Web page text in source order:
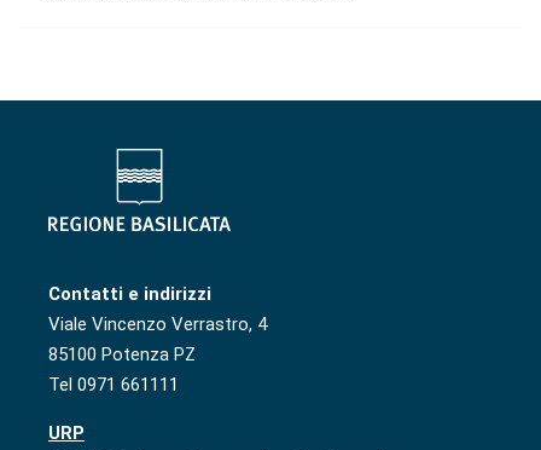
Contatti e indirizzi
Viale Vincenzo Verrastro, 4
85100 Potenza PZ
Tel 0971 661111
URP